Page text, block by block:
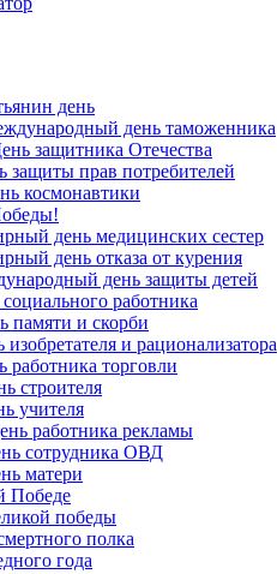
день
день таможенника
защитника Отечества
защиты прав потребителей
космонавтики
день медицинских сестер
день отказа от курения
день защиты детей
работника
памяти и скорби
и рационализатора
работника торговли
строителя
учителя
работника рекламы
сотрудника ОВД
матери
Победе
победы
полка
года